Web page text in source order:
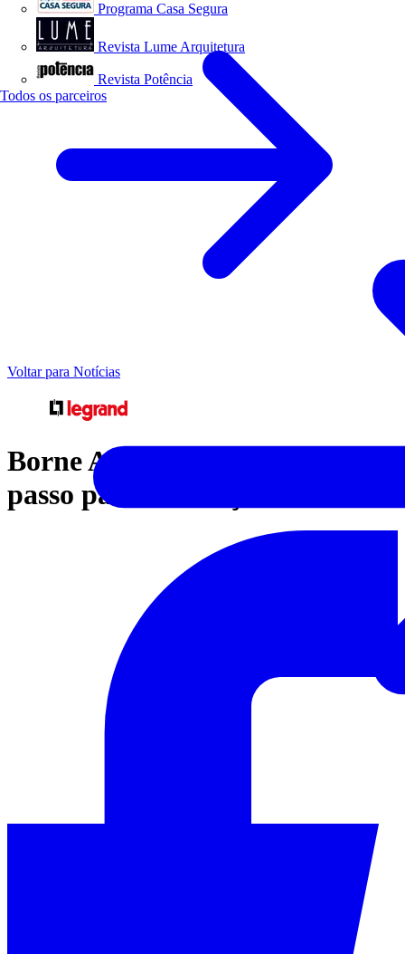
Programa Casa Segura
Revista Lume Arquitetura
Revista Potência
Todos os parceiros
Voltar para Notícias
Borne Automático - Passo a
passo para instalação